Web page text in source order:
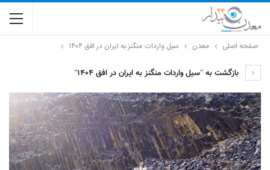
صفحه اصلی معدن سیل واردات منگنز به ایران در افق ۱۴۰۴
بازگشت به "سیل واردات منگنز به ایران در افق ۱۴۰۴"